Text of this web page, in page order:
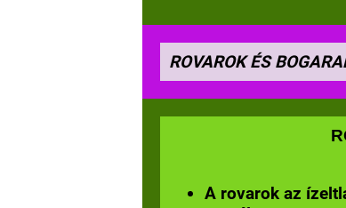
ROVAROK ÉS
A rovarok az